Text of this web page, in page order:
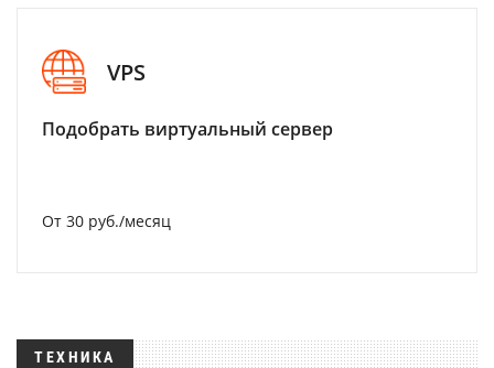
VPS
Подобрать виртуальный сервер
От 30 руб./месяц
ТЕХНИКА